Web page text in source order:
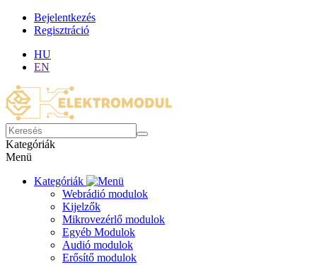
Bejelentkezés
Regisztráció
HU
EN
Kategóriák
Menü
Kategóriák
Webrádió modulok
Kijelzők
Mikrovezérlő modulok
Egyéb Modulok
Audió modulok
Erősítő modulok